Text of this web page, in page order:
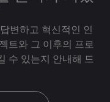
변하고 혁신적인 인
트와 그 이후의 프로
수 있는지 안내해 드